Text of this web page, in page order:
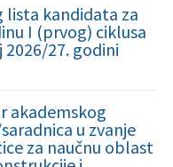
lista kandidata za
I (prvog) ciklusa
27. godini
akademskog
u zvanje
za naučnu oblast